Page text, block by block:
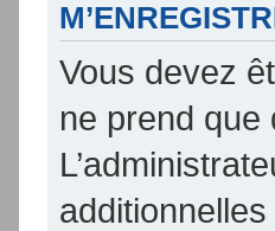
Vous devez
ne prend que